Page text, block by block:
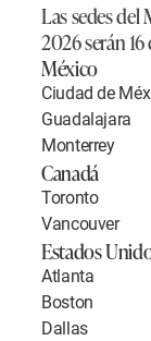
Las sedes
2026 serán
México
Ciudad de
Guadalajara
Monterrey
Canadá
Toronto
Vancouver
Estados
Atlanta
Boston
Dallas